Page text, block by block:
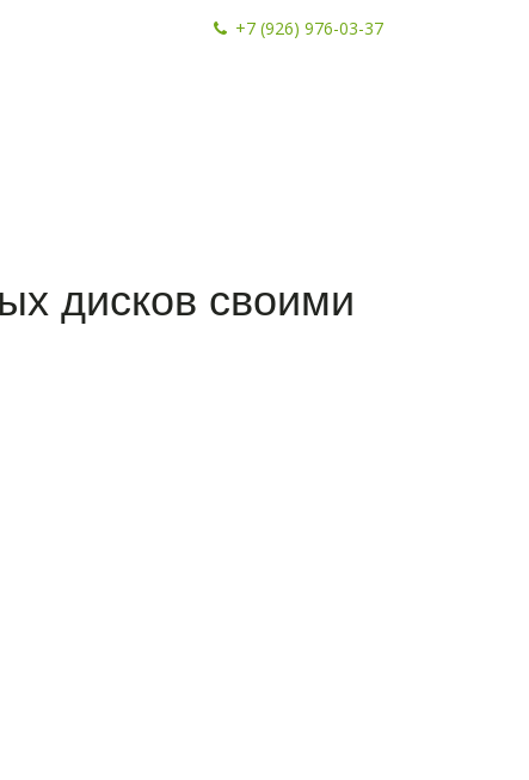
+7 (926) 976-03-37
дисков своими